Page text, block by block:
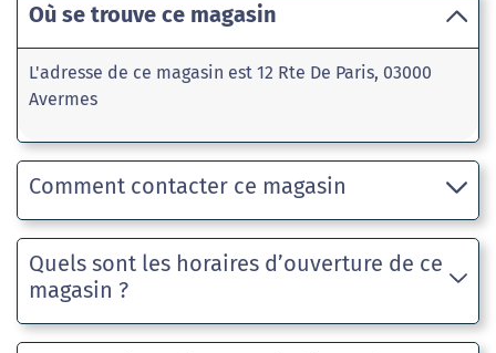
Où se trouve ce magasin
L'adresse de ce magasin est 12 Rte De Paris, 03000
Avermes
Comment contacter ce magasin
Quels sont les horaires d’ouverture de ce
magasin ?